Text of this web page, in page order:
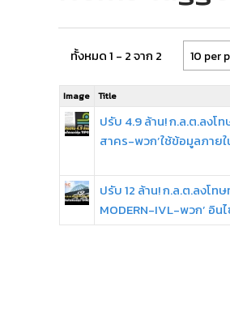
ทั้งหมด 1 - 2 จาก 2 10 per
Image Title
ปรับ 4.9 ล้าน! ก.ล.ต.ลง
สาคร-พวก’ใช้ข้อมูลภาย
ปรับ 12 ล้าน! ก.ล.ต.ลงโท
MODERN-IVL-พวก’ อิน